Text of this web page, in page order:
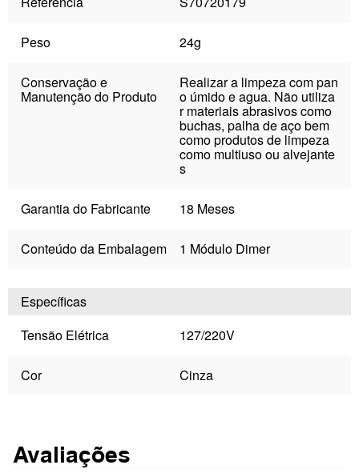
Peso 24g
Conservação e
Manutenção do Produto
Realizar a limpeza com pan
o úmido e agua. Não utiliza
r materiais abrasivos como
buchas, palha de aço bem
como produtos de limpeza
como multiuso ou alvejante
s
Garantia do Fabricante 18 Meses
Conteúdo da Embalagem 1 Módulo Dimer
Específicas
Tensão Elétrica
127/220V
Cor Cinza
Avaliações